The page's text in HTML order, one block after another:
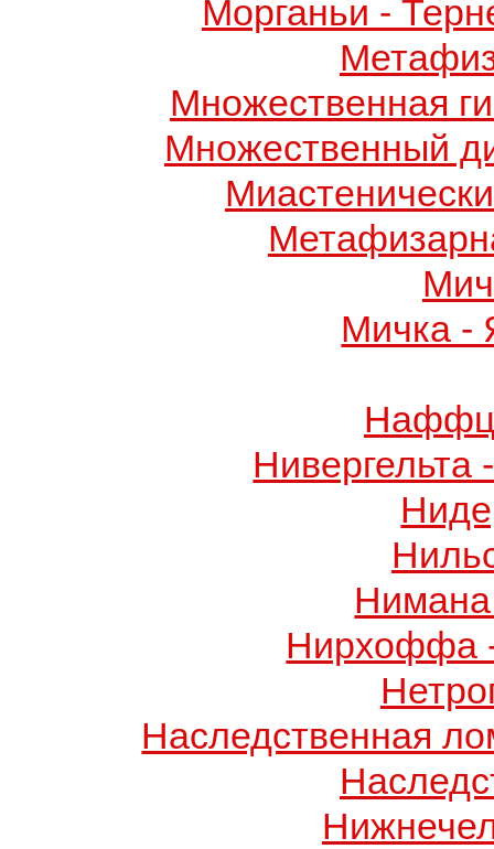
Морганьи -
Множественная
Множественный
Мичка -
Нимана
Нирхоффа
Наследственная